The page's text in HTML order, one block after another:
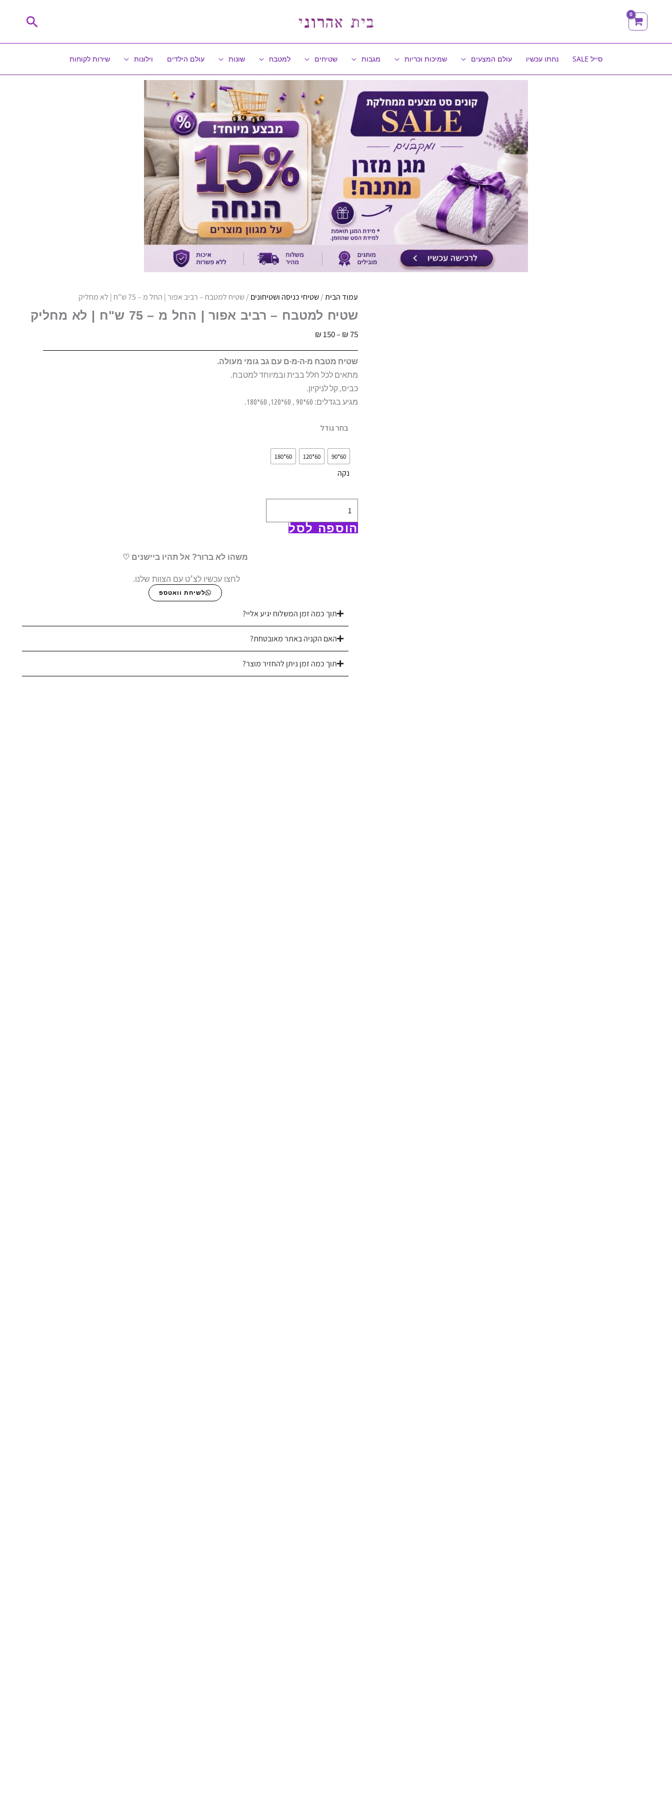
חיפוש
סייל SALE נחתו עכשיו עולם המצעים שמיכות וכריות מגבות שטיחים למטבח שונות עולם הילדים וילונות שירות לקוחות
עמוד הבית/שטיחי כניסה ושטיחונים / שטיח למטבח – רביב אפור | החל מ – 75 ש"ח | לא מחליק
שטיח למטבח – רביב אפור | החל מ – 75 ש"ח | לא מחליק
₪75
–
₪150
טווח
מחירים:
עד
⁦₪ 150⁩
שטיח מטבח מ-ה-מ-ם עם גב גומי מעולה.
מתאים לכל חלל בבית ובמיוחד למטבח.
כביס, קל לניקיון.
מגיע בגדלים: 60*90 , 60*120, 60*180.
בחר גודל
60*90
60*120
60*180
נקה
שטיח
למטבח
אפור
|
מחליק
הוספה לסל
משהו לא ברור? אל תהיו ביישנים ♡
לחצו עכשיו לצ׳ט עם הצוות שלנו.
לשיחת וואטספ
תוך כמה זמן המשלוח יגיע אליי?
האם הקניה באתר מאובטחת?
תוך כמה זמן ניתן להחזיר מוצר?